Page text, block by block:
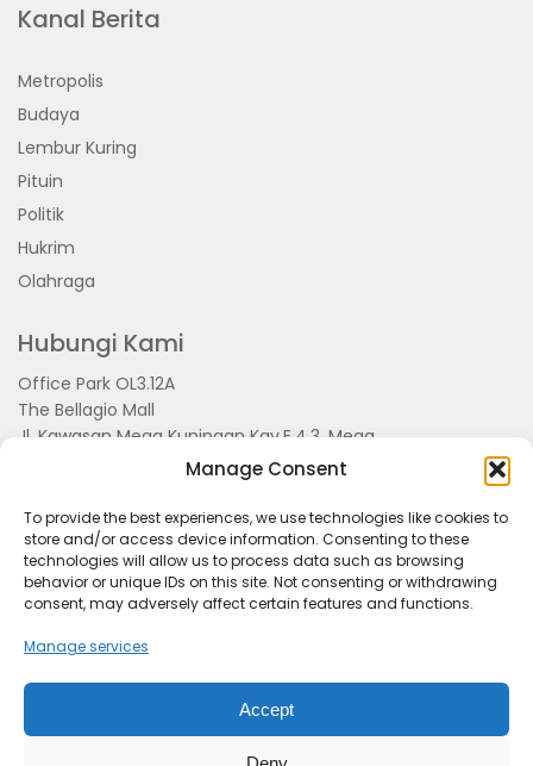
Manage Consent
To provide the best experiences, we use technologies like cookies to
store and/or access device information. Consenting to these
technologies will allow us to process data such as browsing
behavior or unique IDs on this site. Not consenting or withdrawing
consent, may adversely affect certain features and functions.
Manage services
Accept
Kanal Berita
Metropolis
Budaya
Lembur Kuring
Pituin
Politik
Hukrim
Olahraga
Hubungi Kami
Office Park OL3.12A
The Bellagio Mall
Jl. Kawasan Mega Kuningan Kav.E.4.3, Mega
Kuningan, Kel. Kuningan Timur,
Kec.Setiabudi, Jakarta Selatan 15810
Kerjasama dan Event